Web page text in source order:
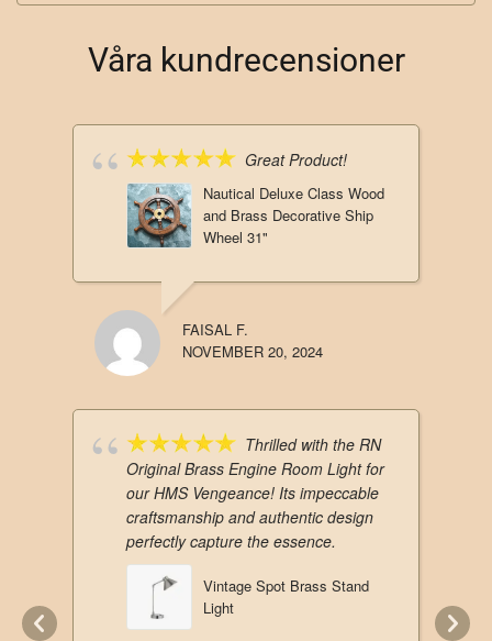
Betala när du får leverans.
Vid byte/retur betalar köparen returfrakten till
Våra kundrecensioner
Great Product!
Nautical Deluxe Class Wood
Wheel 31"